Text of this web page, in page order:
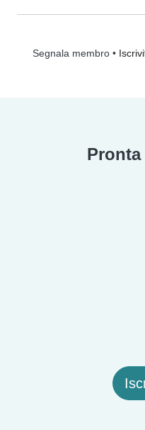
Segnala membro•